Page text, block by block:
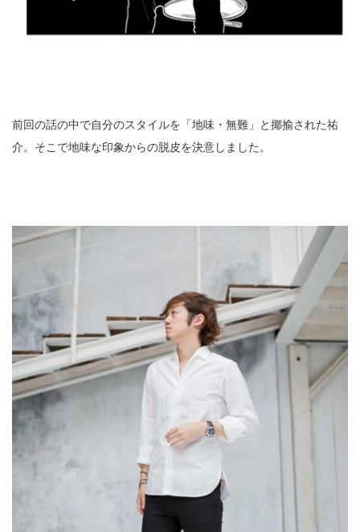
前回の話の中で自分のスタイルを「地味・無難」と揶揄された祐
介。そこで地味な印象からの脱皮を決意しました。